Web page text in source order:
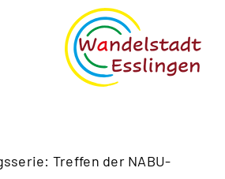
Treffen der NABU-